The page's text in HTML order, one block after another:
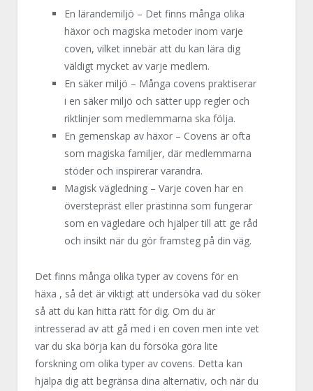
En lärandemiljö – Det finns många olika
häxor och magiska metoder inom varje
coven, vilket innebär att du kan lära dig
väldigt mycket av varje medlem.
En säker miljö – Många covens praktiserar
i en säker miljö och sätter upp regler och
riktlinjer som medlemmarna ska följa.
En gemenskap av häxor – Covens är ofta
som magiska familjer, där medlemmarna
stöder och inspirerar varandra.
Magisk vägledning – Varje coven har en
överstepräst eller prästinna som fungerar
som en vägledare och hjälper till att ge råd
och insikt när du gör framsteg på din väg.
Det finns många olika typer av covens för en
häxa , så det är viktigt att undersöka vad du söker
så att du kan hitta rätt för dig. Om du är
intresserad av att gå med i en coven men inte vet
var du ska börja kan du försöka göra lite
forskning om olika typer av covens. Detta kan
hjälpa dig att begränsa dina alternativ, och när du